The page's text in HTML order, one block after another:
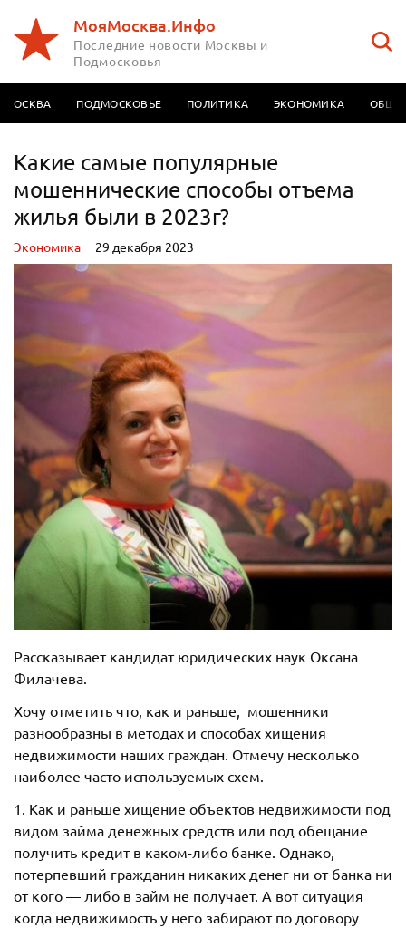
МояМосква.Инфо
Последние новости Москвы и
Подмосковья
МОСКВА ПОДМОСКОВЬЕ ПОЛИТИКА ЭКОНОМИКА
Какие самые популярные
мошеннические способы отъема
жилья были в 2023г?
Экономика 29 декабря 2023
Рассказывает кандидат юридических наук Оксана
Филачева.
Хочу отметить что, как и раньше, мошенники
разнообразны в методах и способах хищения
недвижимости наших граждан. Отмечу несколько
наиболее часто используемых схем.
1. Как и раньше хищение объектов недвижимости под
видом займа денежных средств или под обещание
получить кредит в каком-либо банке. Однако,
потерпевший гражданин никаких денег ни от банка ни
от кого — либо в займ не получает. А вот ситуация
когда недвижимость у него забирают по договору